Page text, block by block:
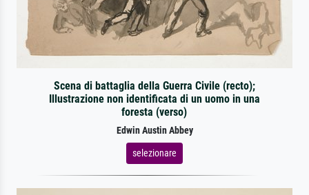
Scena di battaglia della Guerra Civile (recto);
Illustrazione non identificata di un uomo in una
foresta (verso)
Edwin Austin Abbey
selezionare